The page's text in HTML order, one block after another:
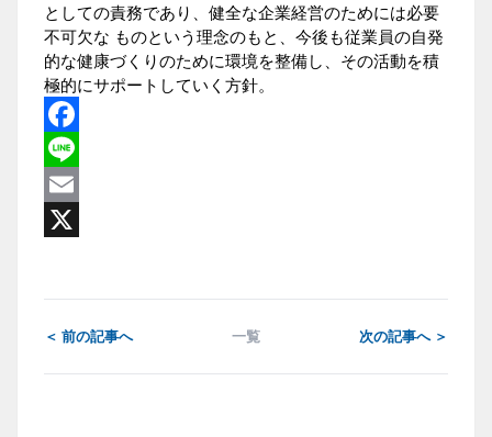
としての責務であり、健全な企業経営のためには必要
不可欠な ものという理念のもと、今後も従業員の自発
的な健康づくりのために環境を整備し、その活動を積
極的にサポートしていく方針。
Facebook
Line
Email
＜ 前の記事へ 一覧 次の記事へ ＞